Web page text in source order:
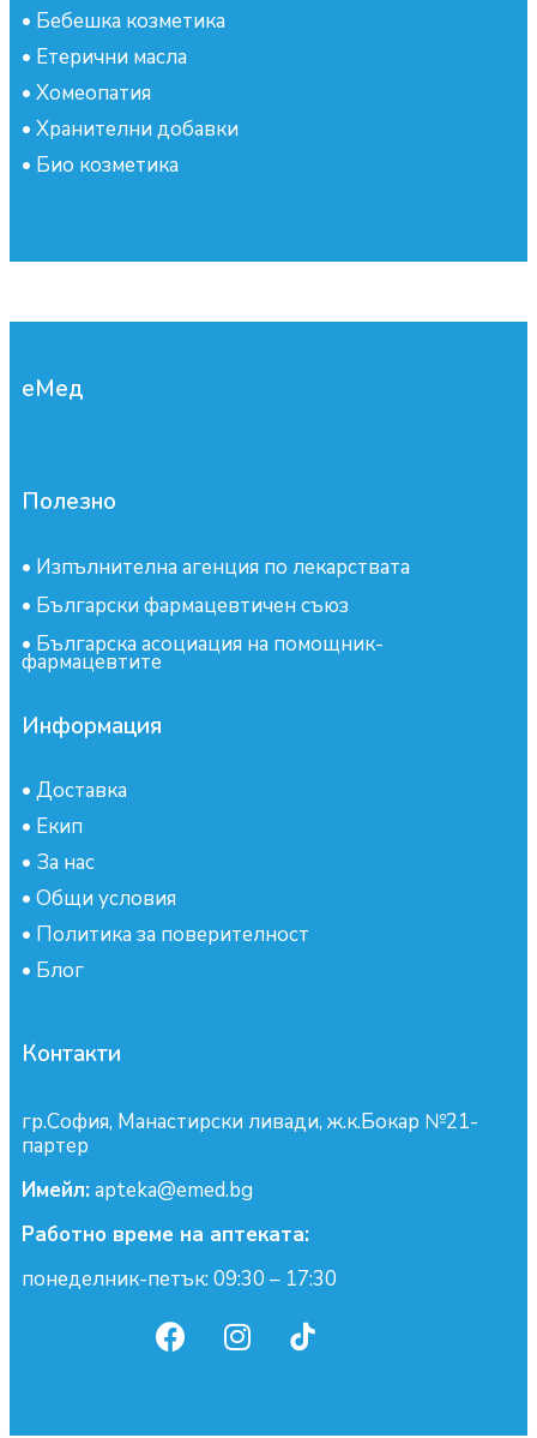
• Бебешка козметика
• Етерични масла
• Хомеопатия
• Хранителни добавки
• Био козметика
еМед
Полезно
• Изпълнителна агенция по лекарствата
• Български фармацевтичен съюз
• Българска асоциация на помощник-
фармацевтите
Информация
• Доставка
• Екип
• За нас
• Общи условия
• Политика за поверителност
• Блог
Контакти
гр.София, Манастирски ливади, ж.к.Бокар №21-
партер
Имейл:apteka@emed.bg
Работно време на аптеката:
понеделник-петък: 09:30 – 17:30